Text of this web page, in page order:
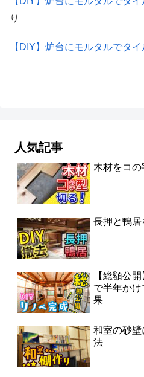
り
【DIY】炉台にモルタルでタ
人気記事
木材をコ
長押と鴨
【総額公
で半年か
果
和室の砂
法